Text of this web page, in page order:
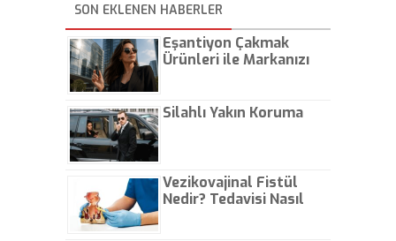
yerine getirdi. Albayrak dün
sabah tesislere giderek teknik
ekip ve takıma destek verdi.
SON EKLENEN HABERLER
Eşantiyon Çakmak
Ürünleri ile Markanızı
Silahlı Yakın Koruma
Vezikovajinal Fistül
Nedir? Tedavisi Nasıl